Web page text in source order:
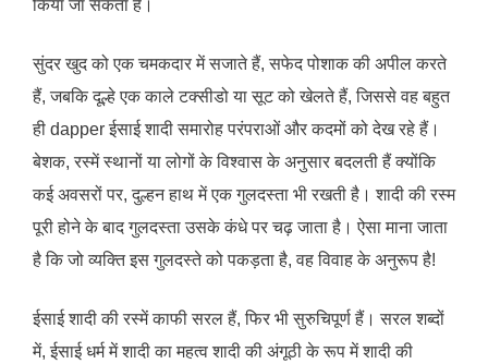
किया जा सकता है।
सुंदर खुद को एक चमकदार में सजाते हैं, सफेद पोशाक की अपील करते
हैं, जबकि दूल्हे एक काले टक्सीडो या सूट को खेलते हैं, जिससे वह बहुत
ही dapper ईसाई शादी समारोह परंपराओं और कदमों को देख रहे हैं।
बेशक, रस्में स्थानों या लोगों के विश्वास के अनुसार बदलती हैं क्योंकि
कई अवसरों पर, दुल्हन हाथ में एक गुलदस्ता भी रखती है। शादी की रस्म
पूरी होने के बाद गुलदस्ता उसके कंधे पर चढ़ जाता है। ऐसा माना जाता
है कि जो व्यक्ति इस गुलदस्ते को पकड़ता है, वह विवाह के अनुरूप है!
ईसाई शादी की रस्में काफी सरल हैं, फिर भी सुरुचिपूर्ण हैं। सरल शब्दों
में, ईसाई धर्म में शादी का महत्व शादी की अंगूठी के रूप में शादी की